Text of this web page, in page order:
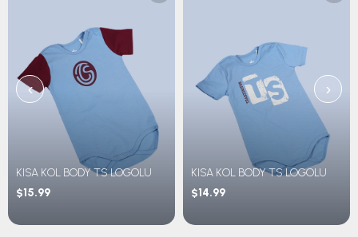
KISA KOL BODY TS LOGOLU
$15.99
KISA KOL BODY TS LOGOLU
$14.99
‹ ›